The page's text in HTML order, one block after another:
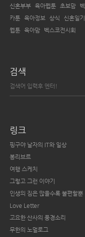
신혼부부 육아웹툰 초보맘
카툰 육아정보 상식 신혼일기
웹툰 육아맘 벡스코전시회
검색
링크
핑구야 날자의 IT와 일상
봉리브르
여행 스케치
그렇고 그런 이야기
인생의 짐은 많을수록 불편할뿐
Love Letter
고요한 산사의 풍경소리
무한의 노멀로그